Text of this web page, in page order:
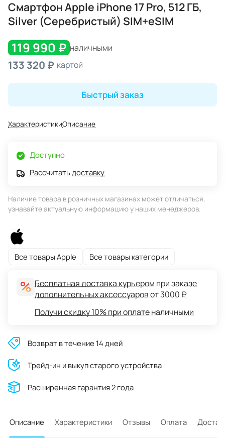
Смартфон Apple iPhone 17 Pro, 512 ГБ,
Silver (Серебристый) SIM+eSIM
119 990 ₽ наличными
133 320 ₽ картой
Быстрый заказ
ХарактеристикиОписание
Доступно
Рассчитать доставку
Наличие товара в розничных магазинах может отличаться,
узнавайте актуальную информацию у наших менеджеров.
Все товары Apple Все товары категории
Бесплатная доставка курьером при заказе
дополнительных аксессуаров от 3000 ₽
Получи скидку 10% при оплате наличными
Возврат в течение 14 дней
Трейд-ин и выкуп старого устройства
Расширенная гарантия 2 года
Описание Характеристики Отзывы Оплата